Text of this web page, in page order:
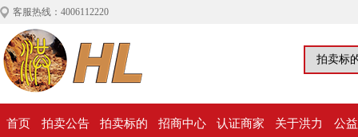
客服热线：4006112220
首页 拍卖公告 拍卖标的 招商中心 认证商家 关于洪力 公